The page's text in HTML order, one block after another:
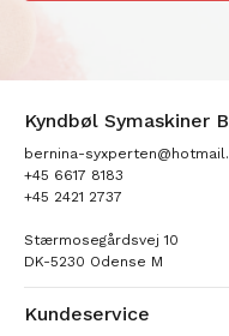
Kyndbøl Symaskiner
bernina-
+45 6617 8183
+45 2421 2737
Stærmosegårdsvej 10
DK-5230 Odense M
Kundeservice